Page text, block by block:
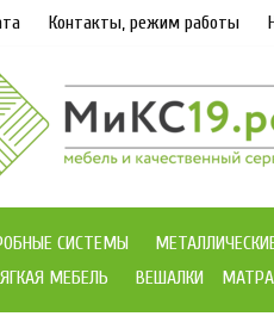
Контакты, режим работы
СИСТЕМЫ
МЕБЕЛЬ
ВЕШАЛКИ